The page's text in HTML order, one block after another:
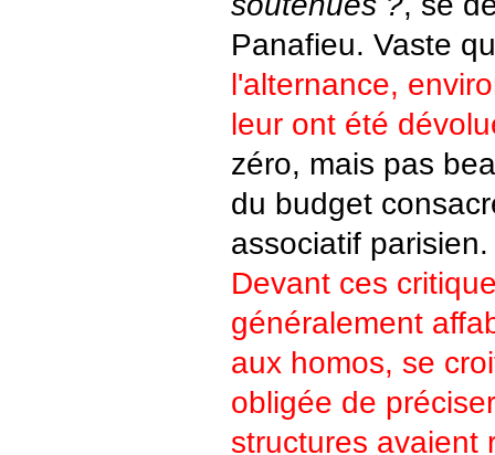
Panafieu. Vaste
l'alternance,
leur ont été
zéro, mais pas
du budget
associatif parisien.
Devant ces
généralement
aux homos, se
obligée de
structures avaient